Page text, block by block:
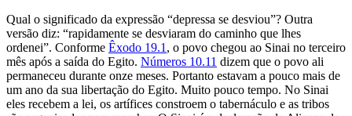
Qual o significado da expressão “depressa se desviou”? Outra
versão diz: “rapidamente se desviaram do caminho que lhes
ordenei”. Conforme Êxodo 19.1 , o povo chegou ao Sinai no terceiro
mês após a saída do Egito. Números 10.11 dizem que o povo ali
permaneceu durante onze meses. Portanto estavam a pouco mais de
um ano da sua libertação do Egito. Muito pouco tempo. No Sinai
eles recebem a lei, os artífices constroem o tabernáculo e as tribos